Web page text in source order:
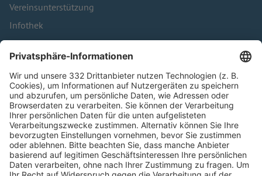
Vereinsunterstützung
Infothek
Kontakt
HÄUFIG BESUCHTE SEITEN
Pässe und Vereinswechsel
Trainerausbildung
Schulungsangebot Vereinsmitarbeiter
BFV-Geschäftsstellen
Trainerbörse